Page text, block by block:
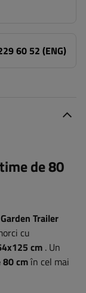
60 52 (ENG)
de 80
Trailer
cu
cm . Un
80 cmîn cel mai